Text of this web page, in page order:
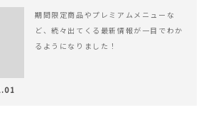
期間限定商品やプレミアムメニューな
ど、続々出てくる最新情報が一目でわか
るようになりました！